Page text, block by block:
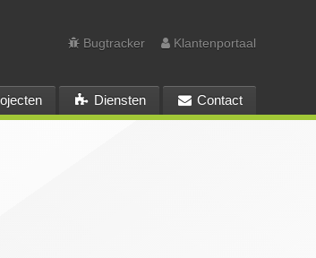
Bugtracker Klantenportaal
Diensten Contact